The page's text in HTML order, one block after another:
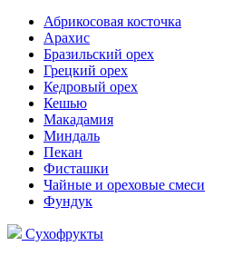
Абрикосовая косточка
Арахис
Бразильский орех
Грецкий орех
Кедровый орех
Кешью
Макадамия
Миндаль
Пекан
Фисташки
Чайные и ореховые смеси
Фундук
Сухофрукты